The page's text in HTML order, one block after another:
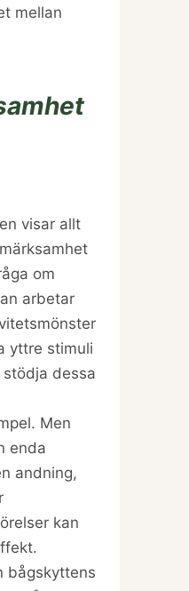
mellan
visar allt
om
arbetar
yttre stimuli
dessa
Men
enda
andning,
kan
bågskyttens